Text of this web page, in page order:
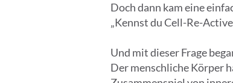
Doch dann kam eine
„Kennst du Cell-Re-
Und mit dieser Frage
Der menschliche Körper